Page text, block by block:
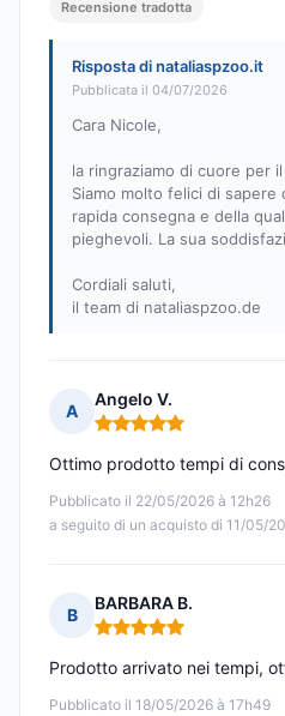
Recensione tradotta
Risposta di nataliaspzoo.it
Pubblicata il 04/07/2026
Cara Nicole,
la ringraziamo di cuore per
Siamo molto felici di
rapida consegna e della
pieghevoli. La sua
Cordiali saluti,
il team di nataliaspzoo.de
A
Angelo V.
Nota: 5 su 5
Pubblicato il 22/05/2026 à 12h26
a seguito di un acquisto di 11/05/
Ottimo prodotto tempi di
B
BARBARA B.
Nota: 5 su 5
Pubblicato il 18/05/2026 à 17h49
Prodotto arrivato nei tempi,